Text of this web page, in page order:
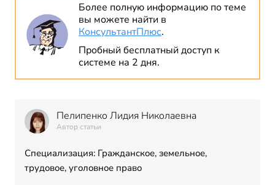
Более полную информацию по теме
вы можете найти в
КонсультантПлюс.
Пробный бесплатный доступ к
системе на 2 дня.
Пелипенко Лидия Николаевна
Автор статьи
Специализация: Гражданское, земельное,
трудовое, уголовное право